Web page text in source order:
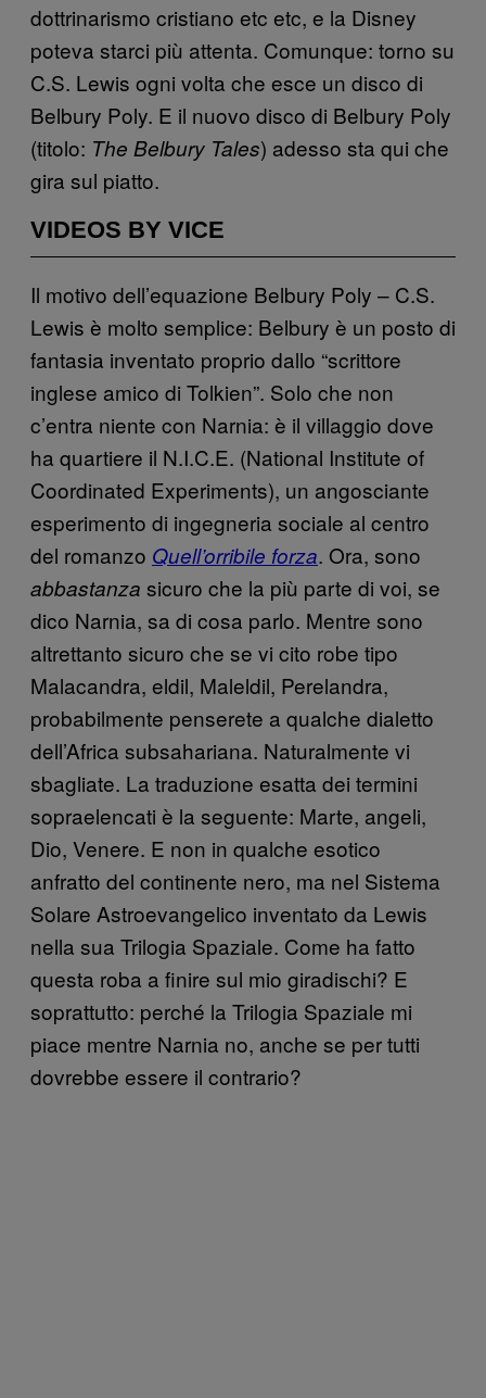
dottrinarismo cristiano etc etc, e la Disney
poteva starci più attenta. Comunque: torno su
C.S. Lewis ogni volta che esce un disco di
Belbury Poly. E il nuovo disco di Belbury Poly
(titolo: The Belbury Tales) adesso sta qui che
gira sul piatto.
VIDEOS BY VICE
Il motivo dell’equazione Belbury Poly – C.S.
Lewis è molto semplice: Belbury è un posto di
fantasia inventato proprio dallo “scrittore
inglese amico di Tolkien”. Solo che non
c’entra niente con Narnia: è il villaggio dove
ha quartiere il N.I.C.E. (National Institute of
Coordinated Experiments), un angosciante
esperimento di ingegneria sociale al centro
del romanzo Quell’orribile forza. Ora, sono
abbastanza sicuro che la più parte di voi, se
dico Narnia, sa di cosa parlo. Mentre sono
altrettanto sicuro che se vi cito robe tipo
Malacandra, eldil, Maleldil, Perelandra,
probabilmente penserete a qualche dialetto
dell’Africa subsahariana. Naturalmente vi
sbagliate. La traduzione esatta dei termini
sopraelencati è la seguente: Marte, angeli,
Dio, Venere. E non in qualche esotico
anfratto del continente nero, ma nel Sistema
Solare Astroevangelico inventato da Lewis
nella sua Trilogia Spaziale. Come ha fatto
questa roba a finire sul mio giradischi? E
soprattutto: perché la Trilogia Spaziale mi
piace mentre Narnia no, anche se per tutti
dovrebbe essere il contrario?